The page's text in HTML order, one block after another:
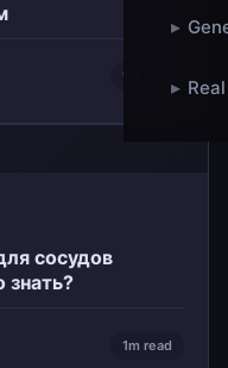
▸
▸
1m read
сосудов
знать?
1m read